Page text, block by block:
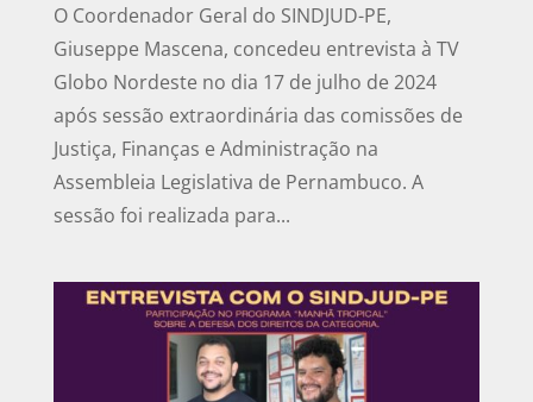
O Coordenador Geral do SINDJUD-PE,
Giuseppe Mascena, concedeu entrevista à TV
Globo Nordeste no dia 17 de julho de 2024
após sessão extraordinária das comissões de
Justiça, Finanças e Administração na
Assembleia Legislativa de Pernambuco. A
sessão foi realizada para...